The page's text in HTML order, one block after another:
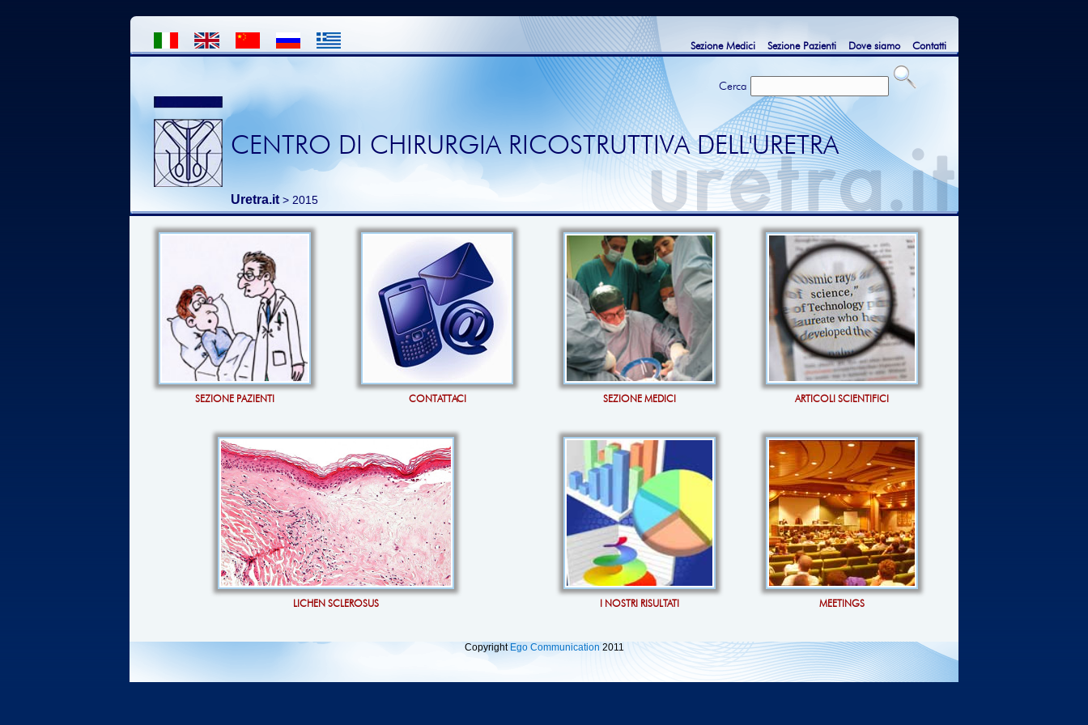
Contatti
Dove siamo
Sezione Pazienti
Sezione Medici
Cerca
CENTRO DI CHIRURGIA RICOSTRUTTIVA DELL'URETRA
Uretra.it > 2015
SEZIONE PAZIENTI CONTATTACI SEZIONE MEDICI ARTICOLI SCIENTIFICI
LICHEN SCLEROSUS I NOSTRI RISULTATI MEETINGS
Copyright Ego Communication 2011